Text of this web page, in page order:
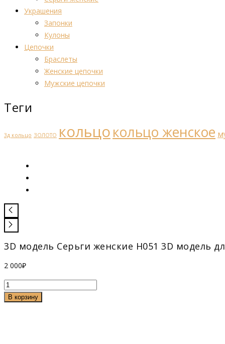
Украшения
Запонки
Кулоны
Цепочки
Браслеты
Женские цепочки
Мужские цепочки
Теги
3д кольцо ЗОЛОТО кольцокольцо женское
3D модель Серьги женские Н051 3D модель
2 000₽
Количество
товара
В корзину